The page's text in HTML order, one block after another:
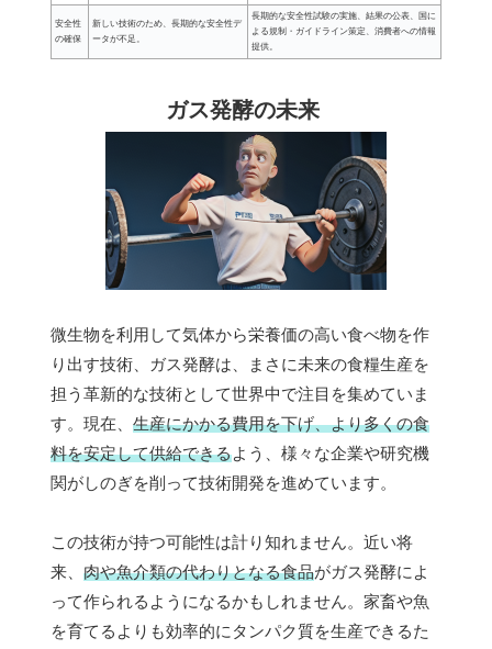
安全性
の確保
新しい技術のため、長期的な安全性デ
ータが不足。
長期的な安全性試験の実施、結果の公表、国に
よる規制・ガイドライン策定、消費者への情報
提供。
ガス発酵の未来
微生物を利用して気体から栄養価の高い食べ物を作
り出す技術、ガス発酵は、まさに未来の食糧生産を
担う革新的な技術として世界中で注目を集めていま
す。現在、 生産にかかる費用を下げ、より多くの食
料を安定して供給できるよう、様々な企業や研究機
関がしのぎを削って技術開発を進めています。
この技術が持つ可能性は計り知れません。近い将
来、 肉や魚介類の代わりとなる食品がガス発酵によ
って作られるようになるかもしれません。家畜や魚
を育てるよりも効率的にタンパク質を生産できるた